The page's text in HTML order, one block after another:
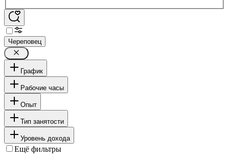
Череповец
График
Рабочие часы
Опыт
Тип занятости
Уровень дохода
Ещё фильтры